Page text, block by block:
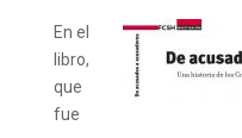
En el
libro,
que
fue